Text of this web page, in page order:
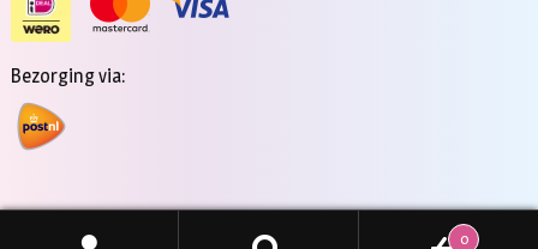
Bezorging via:
0